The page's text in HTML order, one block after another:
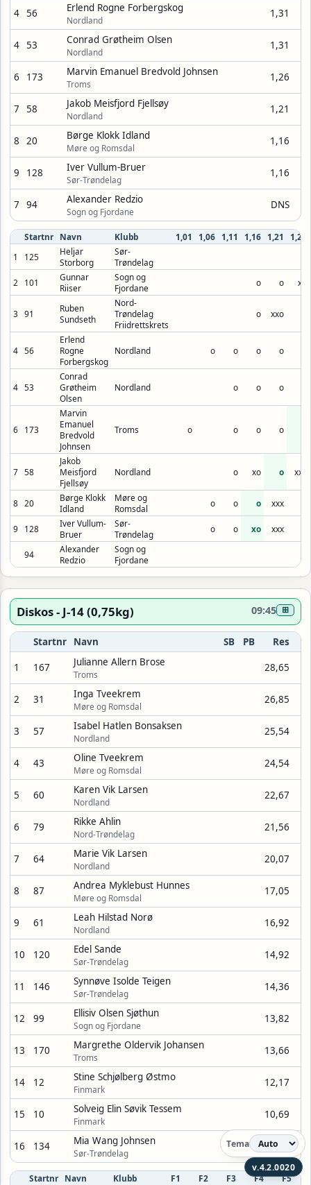
4 56 Erlend Rogne Forbergskog
Nordland
1,31
4 53 Conrad Grøtheim Olsen
Nordland
1,31
6 173 Marvin Emanuel Bredvold Johnsen
Troms
1,26
7 58 Jakob Meisfjord Fjellsøy
Nordland
1,21
8 20 Børge Klokk Idland
Møre og Romsdal
1,16
9 128 Iver Vullum-Bruer
Sør-Trøndelag
1,16
7 94 Alexander Redzio
Sogn og Fjordane
DNS
Startnr Navn Klubb 1,01 1,06 1,11 1,16 1,21
1,26
1
125
Heljar
Storborg
Sør-
Trøndelag
2
101
Gunnar
Riiser
Sogn og
Fjordane
o o xo
3 91
Ruben
Sundseth
Nord-
Trøndelag
Friidrettskrets
o xxo
4 56
Erlend
Rogne
Forbergskog
Nordland o o o o
4 53
Conrad
Grøtheim
Olsen
Nordland o o o
6 173
Marvin
Emanuel
Bredvold
Johnsen
Troms o o o o
7 58
Jakob
Meisfjord
Fjellsøy
Nordland o xo o xxx
8 20
Børge Klokk
Idland
Møre og
Romsdal
o o o xxx
9 128
Iver Vullum-
Bruer
Sør-
Trøndelag
o o xo xxx
94
Alexander
Redzio
Sogn og
Fjordane
Diskos - J-14 (0,75kg) 09:45 ⊞
Startnr Navn SB PB Res
1 167 Julianne Allern Brose
Troms
28,65
2 31 Inga Tveekrem
Møre og Romsdal
26,85
3 57 Isabel Hatlen Bonsaksen
Nordland
25,54
4 43 Oline Tveekrem
Møre og Romsdal
24,54
5 60 Karen Vik Larsen
Nordland
22,67
6 79 Rikke Ahlin
Nord-Trøndelag
21,56
7 64 Marie Vik Larsen
Nordland
20,07
8 87 Andrea Myklebust Hunnes
Møre og Romsdal
17,05
9 61 Leah Hilstad Norø
Nordland
16,92
10 120 Edel Sande
Sør-Trøndelag
14,92
11 146 Synnøve Isolde Teigen
Sør-Trøndelag
14,36
12 99 Ellisiv Olsen Sjøthun
Sogn og Fjordane
13,82
13 170 Margrethe Oldervik Johansen
Troms
13,66
14 12 Stine Schjølberg Østmo
Finmark
12,17
15 10 Solveig Elin Søvik Tessem
Finmark
10,69
16 134 Mia Wang Johnsen
Sør-Trøndelag
8,14
Startnr Navn Klubb F1 F2 F3 F4 F5
v.4.2.0020
Tema